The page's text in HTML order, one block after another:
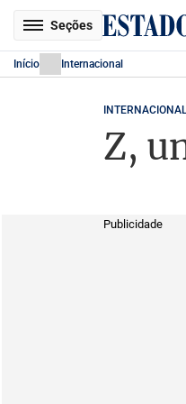
Seções
Início Internacional
INTERNACIONAL
Z,
Publicidade